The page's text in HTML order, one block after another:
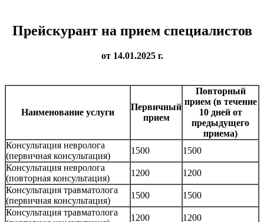
Прейскурант на прием специалистов
от 14.01.2025 г.
Наименование услуги
Первичный
прием
Повторный
прием (в течение
10 дней от
предыдущего
приема)
Консультация невролога
(первичная консультация)
1500
1500
Консультация невролога
(повторная консультация)
1200
1200
Консультация травматолога
(первичная консультация)
1500
1500
Консультация травматолога
1200 1200